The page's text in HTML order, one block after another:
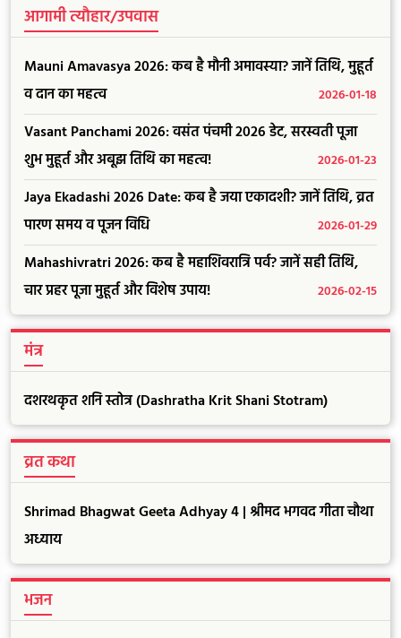
आगामी त्यौहार/उपवास
Mauni Amavasya 2026: कब है मौनी अमावस्या? जानें तिथि, मुहूर्त
व दान का महत्व
2026-01-18
Vasant Panchami 2026: वसंत पंचमी 2026 डेट, सरस्वती पूजा
शुभ मुहूर्त और अबूझ तिथि का महत्व!
2026-01-23
Jaya Ekadashi 2026 Date: कब है जया एकादशी? जानें तिथि, व्रत
पारण समय व पूजन विधि
2026-01-29
Mahashivratri 2026: कब है महाशिवरात्रि पर्व? जानें सही तिथि,
चार प्रहर पूजा मुहूर्त और विशेष उपाय!
2026-02-15
मंत्र
दशरथकृत शनि स्तोत्र (Dashratha Krit Shani Stotram)
व्रत कथा
Shrimad Bhagwat Geeta Adhyay 4 | श्रीमद भगवद गीता चौथा
अध्याय
भजन